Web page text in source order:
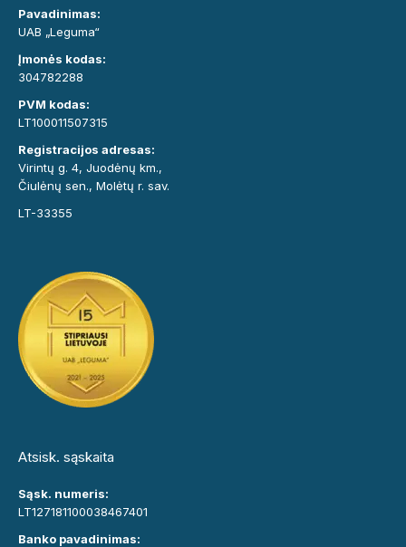
Pavadinimas:
UAB „Leguma“
Įmonės kodas:
304782288
PVM kodas:
LT100011507315
Registracijos adresas:
Virintų g. 4, Juodėnų km.,
Čiulėnų sen., Molėtų r. sav.
LT-33355
Atsisk. sąskaita
Sąsk. numeris:
LT127181100038467401
Banko pavadinimas: